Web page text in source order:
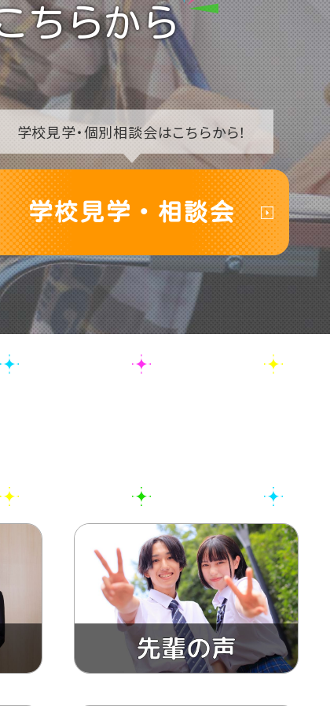
ちらから
学校見学・個別相談会はこちらから！
学校見学・相談会